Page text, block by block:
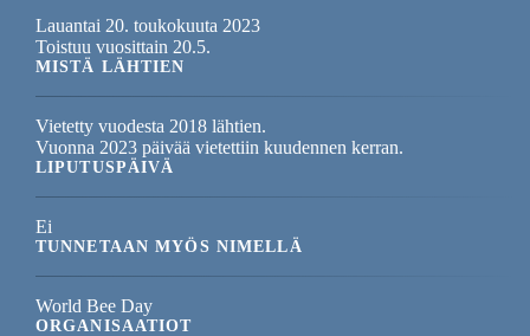
Lauantai 20. toukokuuta 2023
Toistuu vuosittain 20.5.
MISTÄ LÄHTIEN
Vietetty vuodesta 2018 lähtien.
Vuonna 2023 päivää vietettiin kuudennen kerran.
LIPUTUSPÄIVÄ
Ei
TUNNETAAN MYÖS NIMELLÄ
World Bee Day
ORGANISAATIOT